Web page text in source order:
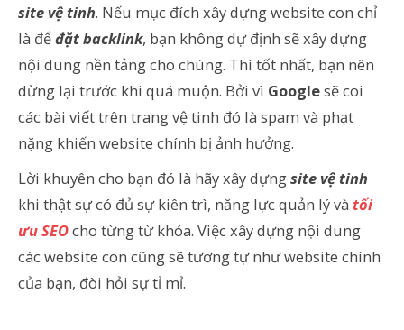
site vệ tinh. Nếu mục đích xây dựng website con chỉ
là đểđặt backlink, bạn không dự định sẽ xây dựng
nội dung nền tảng cho chúng. Thì tốt nhất, bạn nên
dừng lại trước khi quá muộn. Bởi vì Googlesẽ coi
các bài viết trên trang vệ tinh đó là spam và phạt
nặng khiến website chính bị ảnh hưởng.
Lời khuyên cho bạn đó là hãy xây dựngsite vệ tinh
khi thật sự có đủ sự kiên trì, năng lực quản lý và tối
ưu SEOcho từng từ khóa. Việc xây dựng nội dung
các website con cũng sẽ tương tự như website chính
của bạn, đòi hỏi sự tỉ mỉ.